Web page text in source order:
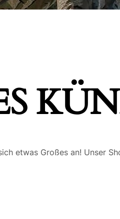
etwas Großes an! Unser